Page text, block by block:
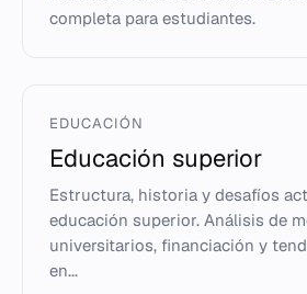
completa para estudiantes.
EDUCACIÓN
Educación superior
Estructura, historia y desafíos
educación superior. Análisis de
universitarios, financiación y
en...